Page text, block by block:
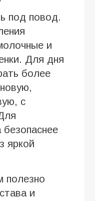
под повод.
и
Для дня
более
с
яркой
полезно
и